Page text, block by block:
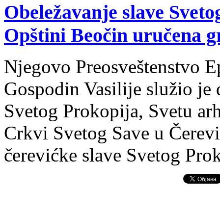
Obeležavanje slave
Opštini Beočin uručena
Njegovo Preosveštenstvo
Gospodin Vasilije služio je
Svetog Prokopija, Svetu
Crkvi Svetog Save u
čerevićke slave Svetog